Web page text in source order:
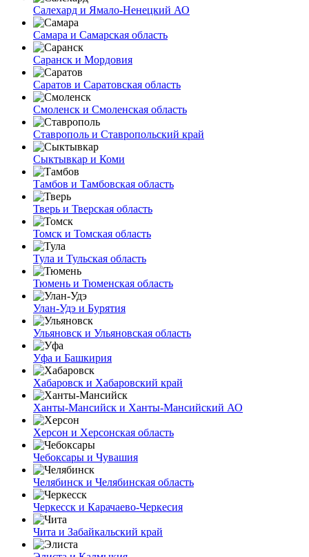
Салехард и Ямало-Ненецкий АО
Самара и Самарская область
Саранск и Мордовия
Саратов и Саратовская область
Смоленск и Смоленская область
Ставрополь и Ставропольский край
Сыктывкар и Коми
Тамбов и Тамбовская область
Тверь и Тверская область
Томск и Томская область
Тула и Тульская область
Тюмень и Тюменская область
Улан-Удэ и Бурятия
Ульяновск и Ульяновская область
Уфа и Башкирия
Хабаровск и Хабаровский край
Ханты-Мансийск и Ханты-Мансийский АО
Херсон и Херсонская область
Чебоксары и Чувашия
Челябинск и Челябинская область
Черкесск и Карачаево-Черкесия
Чита и Забайкальский край